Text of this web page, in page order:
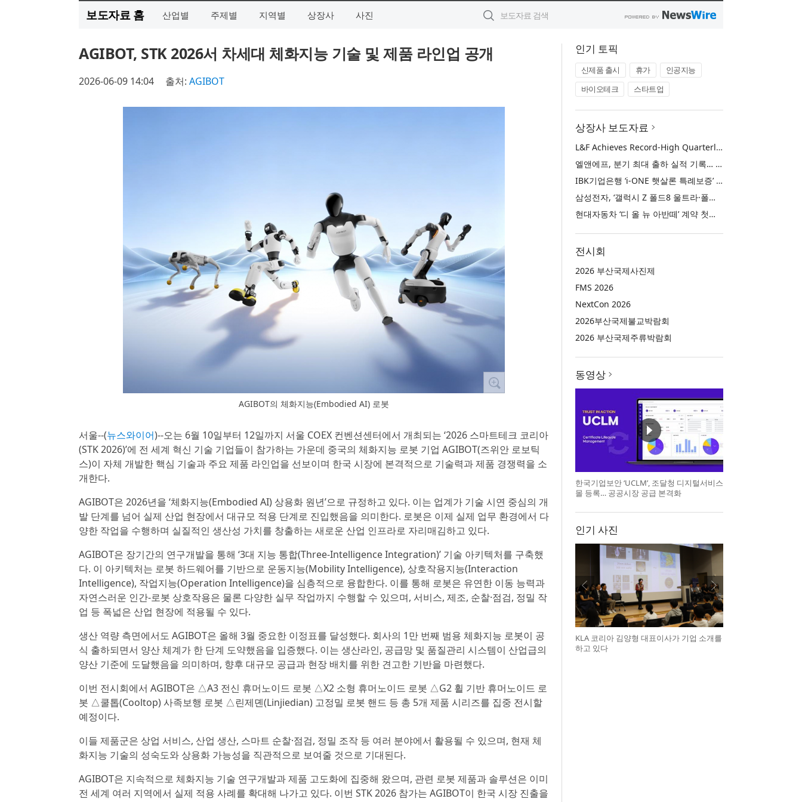
보도자료 홈 산업별 주제별 지역별 상장사 사진
AGIBOT, STK 2026서 차세대 체화지능 기술 및 제품 라인업 공개
2026-06-09 14:04 출처: AGIBOT
AGIBOT의 체화지능(Embodied AI) 로봇
서울--(뉴스와이어)--오는 6월 10일부터 12일까지 서울 COEX 컨벤션센터에서 개최되는 ‘2026 스마트테크 코리아
(STK 2026)’에 전 세계 혁신 기술 기업들이 참가하는 가운데 중국의 체화지능 로봇 기업 AGIBOT(즈위안 로보틱
스)이 자체 개발한 핵심 기술과 주요 제품 라인업을 선보이며 한국 시장에 본격적으로 기술력과 제품 경쟁력을 소
개한다.
AGIBOT은 2026년을 ‘체화지능(Embodied AI) 상용화 원년’으로 규정하고 있다. 이는 업계가 기술 시연 중심의 개
발 단계를 넘어 실제 산업 현장에서 대규모 적용 단계로 진입했음을 의미한다. 로봇은 이제 실제 업무 환경에서 다
양한 작업을 수행하며 실질적인 생산성 가치를 창출하는 새로운 산업 인프라로 자리매김하고 있다.
AGIBOT은 장기간의 연구개발을 통해 ‘3대 지능 통합(Three-Intelligence Integration)’ 기술 아키텍처를 구축했
다. 이 아키텍처는 로봇 하드웨어를 기반으로 운동지능(Mobility Intelligence), 상호작용지능(Interaction
Intelligence), 작업지능(Operation Intelligence)을 심층적으로 융합한다. 이를 통해 로봇은 유연한 이동 능력과
자연스러운 인간-로봇 상호작용은 물론 다양한 실무 작업까지 수행할 수 있으며, 서비스, 제조, 순찰·점검, 정밀 작
업 등 폭넓은 산업 현장에 적용될 수 있다.
생산 역량 측면에서도 AGIBOT은 올해 3월 중요한 이정표를 달성했다. 회사의 1만 번째 범용 체화지능 로봇이 공
식 출하되면서 양산 체계가 한 단계 도약했음을 입증했다. 이는 생산라인, 공급망 및 품질관리 시스템이 산업급의
양산 기준에 도달했음을 의미하며, 향후 대규모 공급과 현장 배치를 위한 견고한 기반을 마련했다.
이번 전시회에서 AGIBOT은 △A3 전신 휴머노이드 로봇 △X2 소형 휴머노이드 로봇 △G2 휠 기반 휴머노이드 로
봇 △쿨톱(Cooltop) 사족보행 로봇 △린제뎬(Linjiedian) 고정밀 로봇 핸드 등 총 5개 제품 시리즈를 집중 전시할
예정이다.
이들 제품군은 상업 서비스, 산업 생산, 스마트 순찰·점검, 정밀 조작 등 여러 분야에서 활용될 수 있으며, 현재 체
화지능 기술의 성숙도와 상용화 가능성을 직관적으로 보여줄 것으로 기대된다.
AGIBOT은 지속적으로 체화지능 기술 연구개발과 제품 고도화에 집중해 왔으며, 관련 로봇 제품과 솔루션은 이미
전 세계 여러 지역에서 실제 적용 사례를 확대해 나가고 있다. 이번 STK 2026 참가는 AGIBOT이 한국 시장 진출을
인기 토픽
신제품 출시 휴가
인공지능
바이오테크
스타트업
상장사 보도자료
L&F Achieves Record-High Quarterly Shipments, Begins LFP Supply for North American ESS in Q3 Advancing its Two-Track NCM and LFP Growth Strategy
엘앤에프, 분기 최대 출하 실적 기록… 3분기 북미 ESS향 LFP 공급 착수 NCM+LFP ‘2-Track’ 성장 전략 실현
IBK기업은행 ‘i-ONE 햇살론 특례보증’ 출시
삼성전자, ‘갤럭시 Z 폴드8 울트라·폴드8·플립8’과 ‘갤럭시 워치 울트라2·워치9’ 국내 공식 출시
현대자동차 ‘디 올 뉴 아반떼’ 계약 첫날 1만 대 돌파
전시회
2026 부산국제사진제
FMS 2026
NextCon 2026
2026부산국제불교박람회
2026 부산국제주류박람회
동영상
한국기업보안 ‘UCLM’, 조달청 디지털서비스
몰 등록… 공공시장 공급 본격화
인기 사진
KLA 코리아 김양형 대표이사가 기업 소개를
하고 있다